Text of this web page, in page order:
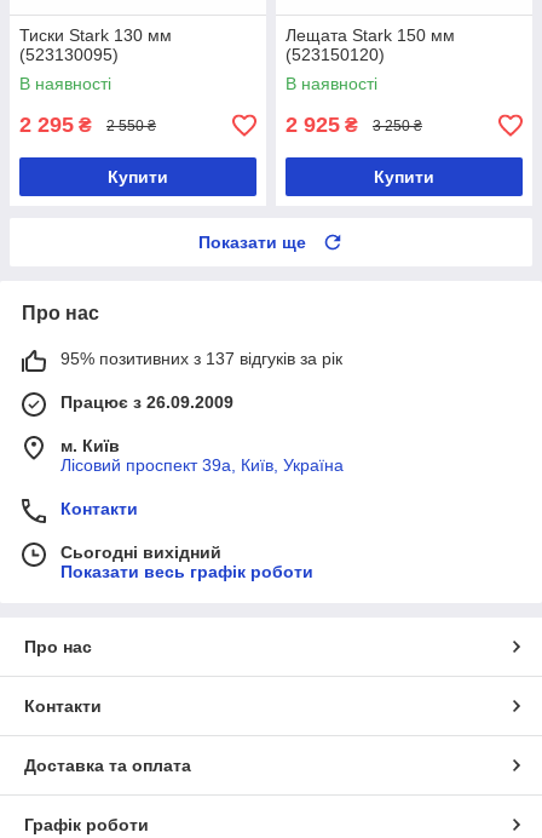
Тиски Stark 130 мм
(523130095)
В наявності
2 295 ₴ 2 550 ₴
Купити
Лещата Stark 150 мм
(523150120)
В наявності
2 925 ₴ 3 250 ₴
Купити
Показати ще
Про нас
95% позитивних з 137 відгуків за рік
Працює з 26.09.2009
м. Київ
Лісовий проспект 39а, Київ, Україна
Контакти
Сьогодні вихідний
Показати весь графік роботи
Про нас
Контакти
Доставка та оплата
Графік роботи